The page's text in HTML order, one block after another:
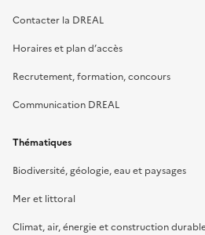
Contacter la DREAL
Horaires et plan d’accès
Recrutement, formation, concours
Communication DREAL
Thématiques
Biodiversité, géologie, eau et paysages
Mer et littoral
Climat, air, énergie et construction